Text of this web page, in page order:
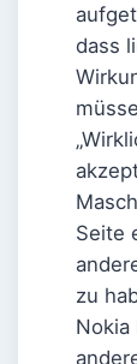
dass
Seite
zu
Nokia